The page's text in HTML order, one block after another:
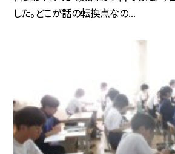
した。どこが話の転換点なの...